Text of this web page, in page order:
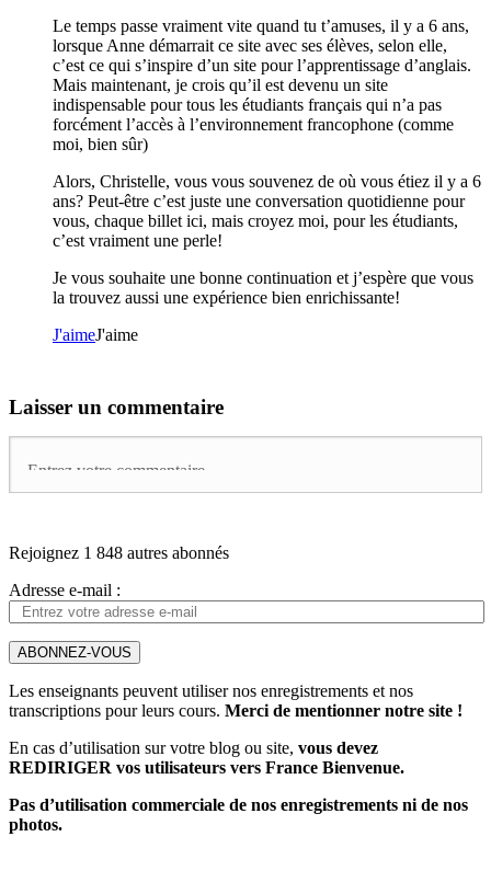
Le temps passe vraiment vite quand tu t’amuses, il y a 6 ans,
lorsque Anne démarrait ce site avec ses élèves, selon elle,
c’est ce qui s’inspire d’un site pour l’apprentissage d’anglais.
Mais maintenant, je crois qu’il est devenu un site
indispensable pour tous les étudiants français qui n’a pas
forcément l’accès à l’environnement francophone (comme
moi, bien sûr)
Alors, Christelle, vous vous souvenez de où vous étiez il y a 6
ans? Peut-être c’est juste une conversation quotidienne pour
vous, chaque billet ici, mais croyez moi, pour les étudiants,
c’est vraiment une perle!
Je vous souhaite une bonne continuation et j’espère que vous
la trouvez aussi une expérience bien enrichissante!
J'aimeJ'aime
Laisser un commentaire
Rejoignez 1 848 autres abonnés
Adresse e-mail :
ABONNEZ-VOUS
Les enseignants peuvent utiliser nos enregistrements et nos
transcriptions pour leurs cours. Merci de mentionner notre site !
En cas d’utilisation sur votre blog ou site, vous devez
REDIRIGER vos utilisateurs vers France Bienvenue.
Pas d’utilisation commerciale de nos enregistrements ni de nos
photos.